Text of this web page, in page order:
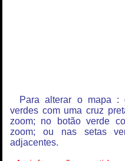
Para alterar o mapa :
verdes com uma cruz
zoom; no botão verde
zoom; ou nas setas
adjacentes.